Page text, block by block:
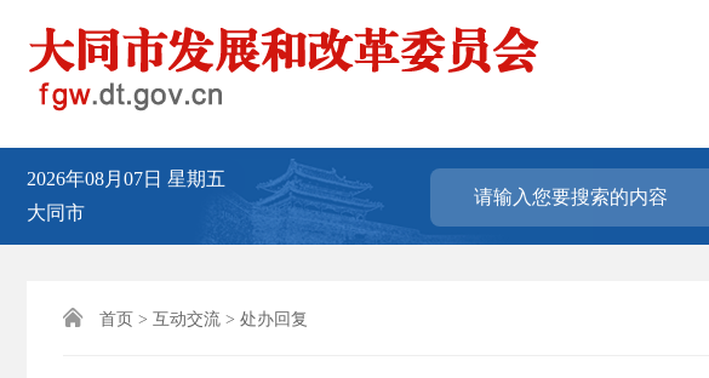
2026年08月07日 星期五
大同市
 首页 > 互动交流 > 处办回复